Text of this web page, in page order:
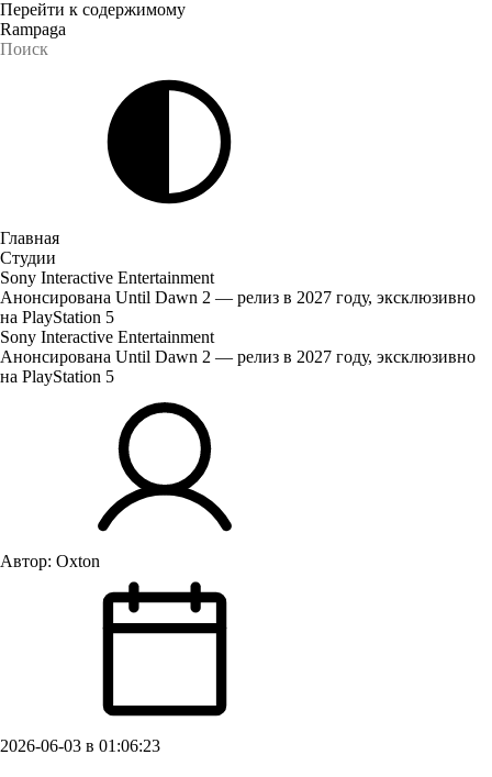
Перейти к содержимому
Rampaga
Главная
Студии
Sony Interactive Entertainment
Анонсирована Until Dawn 2 — релиз в 2027 году, эксклюзивно
на PlayStation 5
Sony Interactive Entertainment
Анонсирована Until Dawn 2 — релиз в 2027 году, эксклюзивно
на PlayStation 5
Автор: Oxton
2026-06-03 в 01:06:23